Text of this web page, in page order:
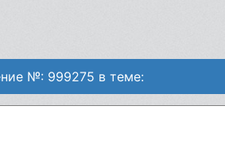
№: 999275 в теме: